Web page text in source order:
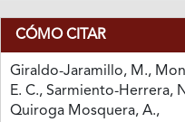
CÓMO CITAR
Giraldo-Jaramillo, M.,
E. C., Sarmiento-Herrera,
Quiroga Mosquera, A.,